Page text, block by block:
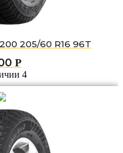
205/60 R16 96T
Р
4